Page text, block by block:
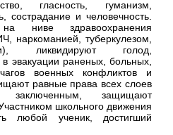
гласность, гуманизм,
сострадание и человечность.
ниве здравоохранения
наркоманией, туберкулезом,
ликвидируют голод,
в эвакуации раненых, больных,
военных конфликтов и
равные права всех слоев
заключенным, защищают
школьного движения
любой ученик, достигший
14 лет.